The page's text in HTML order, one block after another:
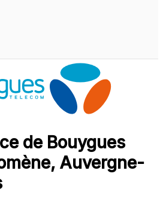
de Bouygues
Auvergne-